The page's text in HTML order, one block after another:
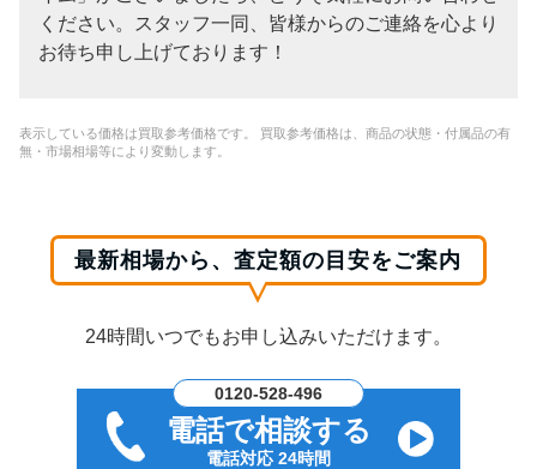
ください。スタッフ一同、皆様からのご連絡を心より
お待ち申し上げております！
表示している価格は買取参考価格です。 買取参考価格は、商品の状態・付属品の有
無・市場相場等により変動します。
最新相場から、査定額の目安をご案内
24時間いつでもお申し込みいただけます。
0120-528-496
電話で相談する
電話対応 24時間